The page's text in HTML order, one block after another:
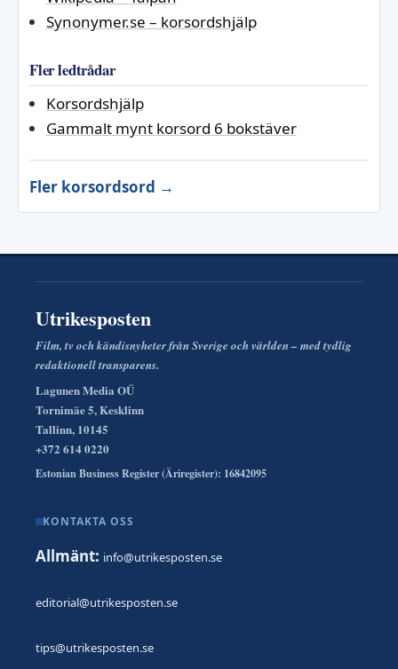
Synonymer.se – korsordshjälp
Fler ledtrådar
Korsordshjälp
Gammalt mynt korsord 6 bokstäver
Fler korsordsord →
Utrikesposten
Film, tv och kändisnyheter från Sverige och världen – med tydlig
redaktionell transparens.
Lagunen Media OÜ
Tornimäe 5, Kesklinn
Tallinn, 10145
+372 614 0220
Estonian Business Register (Äriregister): 16842095
KONTAKTA OSS
Allmänt: info@utrikesposten.se
editorial@utrikesposten.se
tips@utrikesposten.se